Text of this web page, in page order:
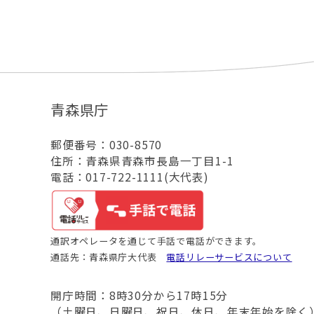
青森県庁
郵便番号：030-8570
住所：青森県青森市長島一丁目1-1
電話：017-722-1111(大代表)
通訳オペレータを通じて手話で電話ができます。
通話先：青森県庁大代表 電話リレーサービスについて
開庁時間：8時30分から17時15分